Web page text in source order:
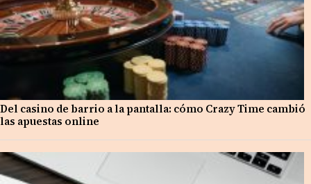
Del casino de barrio a la pantalla: cómo Crazy Time cambió
las apuestas online